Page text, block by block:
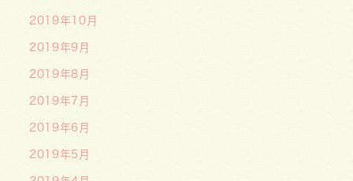
2019年10月
2019年9月
2019年8月
2019年7月
2019年6月
2019年5月